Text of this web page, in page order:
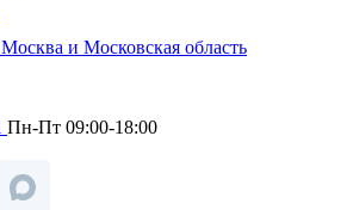
Москва и Московская область
Пн-Пт 09:00-18:00